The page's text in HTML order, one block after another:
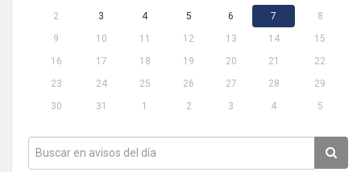
2
3 4 5 6 7
8
9
10 11 12 13 14
15
16
17 18 19 20 21
22
23
24 25 26 27 28
29
30
31 1 2 3 4 5